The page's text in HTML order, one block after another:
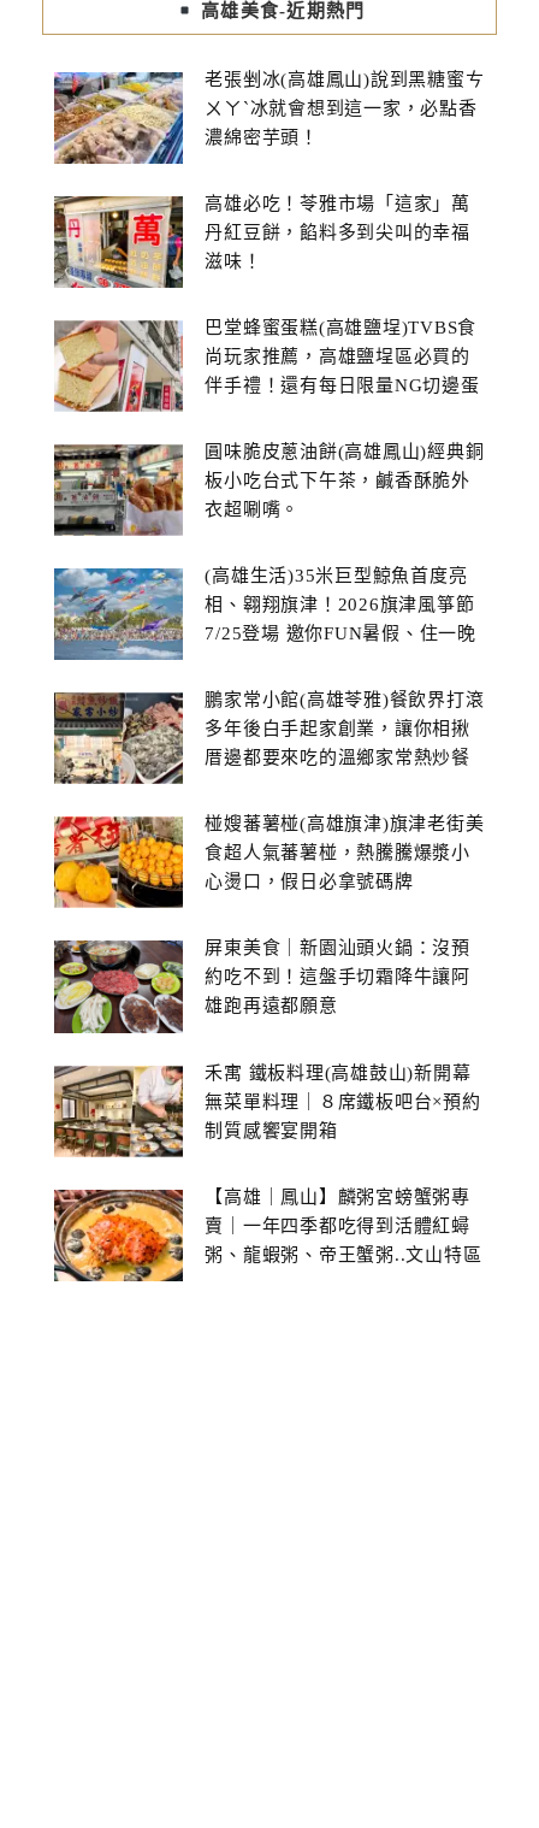
高雄美食-近期熱門
老張剉冰(高雄鳳山)說到黑糖蜜ㄘ
ㄨㄚˋ冰就會想到這一家，必點香
濃綿密芋頭！
高雄必吃！苓雅市場「這家」萬
丹紅豆餅，餡料多到尖叫的幸福
滋味！
巴堂蜂蜜蛋糕(高雄鹽埕)TVBS食
尚玩家推薦，高雄鹽埕區必買的
伴手禮！還有每日限量NG切邊蛋
圓味脆皮蔥油餅(高雄鳳山)經典銅
板小吃台式下午茶，鹹香酥脆外
衣超唰嘴。
(高雄生活)35米巨型鯨魚首度亮
相、翱翔旗津！2026旗津風箏節
7/25登場 邀你FUN暑假、住一晚
鵬家常小館(高雄苓雅)餐飲界打滾
多年後白手起家創業，讓你相揪
厝邊都要來吃的溫鄉家常熱炒餐
椪嫂蕃薯椪(高雄旗津)旗津老街美
食超人氣蕃薯椪，熱騰騰爆漿小
心燙口，假日必拿號碼牌
屏東美食｜新園汕頭火鍋：沒預
約吃不到！這盤手切霜降牛讓阿
雄跑再遠都願意
禾寓 鐵板料理(高雄鼓山)新開幕
無菜單料理｜８席鐵板吧台×預約
制質感饗宴開箱
【高雄｜鳳山】麟粥宮螃蟹粥專
賣｜一年四季都吃得到活體紅蟳
粥、龍蝦粥、帝王蟹粥..文山特區